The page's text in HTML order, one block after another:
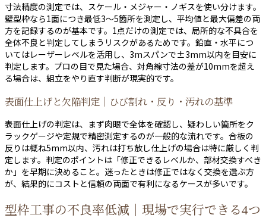
寸法精度の測定では、スケール・メジャー・ノギスを使い分けます。
壁型枠なら1面につき最低3〜5箇所を測定し、平均値と最大偏差の両
方を記録するのが基本です。1点だけの測定では、局所的な不具合を
全体不良と判定してしまうリスクがあるためです。鉛直・水平につ
いてはレーザーレベルを活用し、3mスパンで±3mm以内を目安に
判定します。プロの目で見た場合、対角線寸法の差が10mmを超え
る場合は、組立をやり直す判断が現実的です。
表面仕上げと欠陥判定｜ひび割れ・反り・汚れの基準
表面仕上げの判定は、まず肉眼で全体を確認し、疑わしい箇所をク
ラックゲージや定規で精密測定するのが一般的な流れです。合板の
反りは概ね5mm以内、汚れは打ち放し仕上げの場合は特に厳しく判
定します。判定のポイントは「修正できるレベルか、部材交換すべき
か」を早期に決めること。迷ったときは修正ではなく交換を選ぶ方
が、結果的にコストと信頼の両面で有利になるケースが多いです。
型枠工事の不良率低減｜現場で実行できる4つ